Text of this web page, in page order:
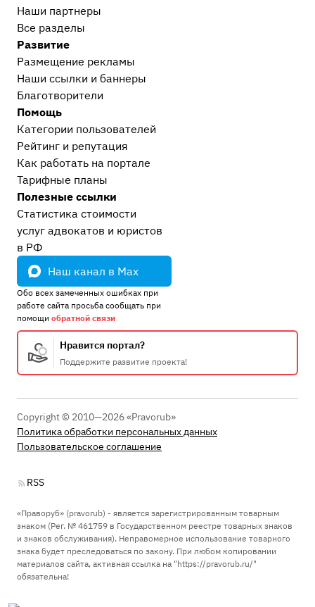
Наши партнеры
Все разделы
Развитие
Размещение рекламы
Наши ссылки и баннеры
Благотворители
Помощь
Категории пользователей
Рейтинг и репутация
Как работать на портале
Тарифные планы
Полезные ссылки
Статистика стоимости
услуг адвокатов и юристов
в РФ
Наш канал в Max
Обо всех замеченных ошибках при
работе сайта просьба сообщать при
помощи обратной связи
Нравится портал?
Поддержите развитие проекта!
Copyright © 2010—2026 «Pravorub»
Политика обработки персональных данных
Пользовательское соглашение
RSS
«Праворуб» (pravorub) - является зарегистрированным товарным
знаком (Рег. № 461759 в Государственном реестре товарных знаков
и знаков обслуживания). Неправомерное использование товарного
знака будет преследоваться по закону. При любом копировании
материалов сайта, активная ссылка на "https://pravorub.ru/"
обязательна!